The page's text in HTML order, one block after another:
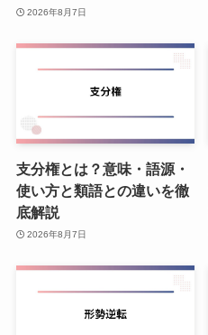
2026年8月7日
支分権とは？意味・語源・
使い方と類語との違いを徹
底解説
2026年8月7日